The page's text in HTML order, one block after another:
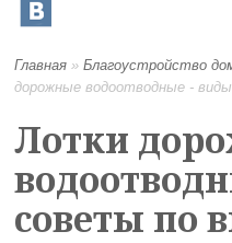
Главная »Благоустройство
дорожные водоотводные -
Лотки
советы по